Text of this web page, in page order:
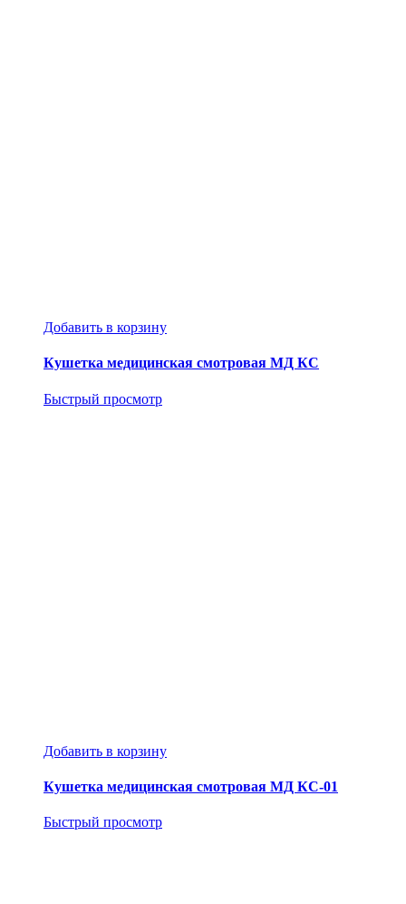
Добавить в корзину
Кушетка медицинская смотровая МД КС
Быстрый просмотр
Добавить в корзину
Кушетка медицинская смотровая МД КС-01
Быстрый просмотр